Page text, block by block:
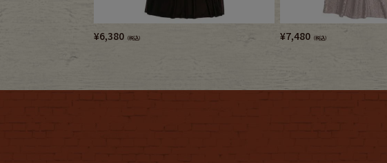
¥6,380 （税込） ¥7,480 （税込）